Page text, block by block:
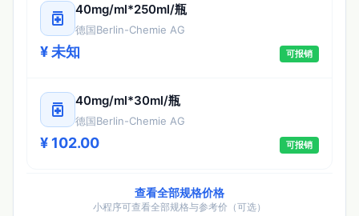
medication 40mg/ml*250ml/瓶
德国Berlin-Chemie AG
¥ 未知 可报销
medication 40mg/ml*30ml/瓶
德国Berlin-Chemie AG
¥ 102.00 可报销
查看全部规格价格
小程序可查看全部规格与参考价（可选）